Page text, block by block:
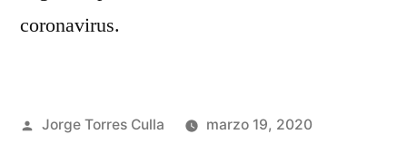
coronavirus.
Publicado
Jorge Torres Culla
marzo 19, 2020